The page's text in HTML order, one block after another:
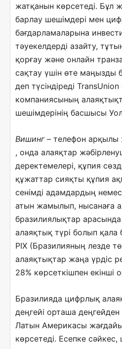
жатқанын көрсетеді. Бұл
барлау шешімдері мен
бағдарламаларына
тәуекелдерді азайту,
қорғау және онлайн
сақтау үшін өте маңызды
деп түсіндіреді
компаниясының
шешімдерінің басшысы
Вишинг– телефон арқылы
, онда алаяқтар
деректемелері, құпия
құжаттар сияқты құпия
сенімді адамдардың
атын жамылып, нысанаға
бразилиялықтар арасында
алаяқтық түрі болып қала
PIX (Бразилияның лезде
алаяқтықтар жаңа үрдіс
28% көрсеткішпен екінші
Бразилияда цифрлық
деңгейі орташа
Латын Америкасы жағдайы
көрсетеді. Есепке